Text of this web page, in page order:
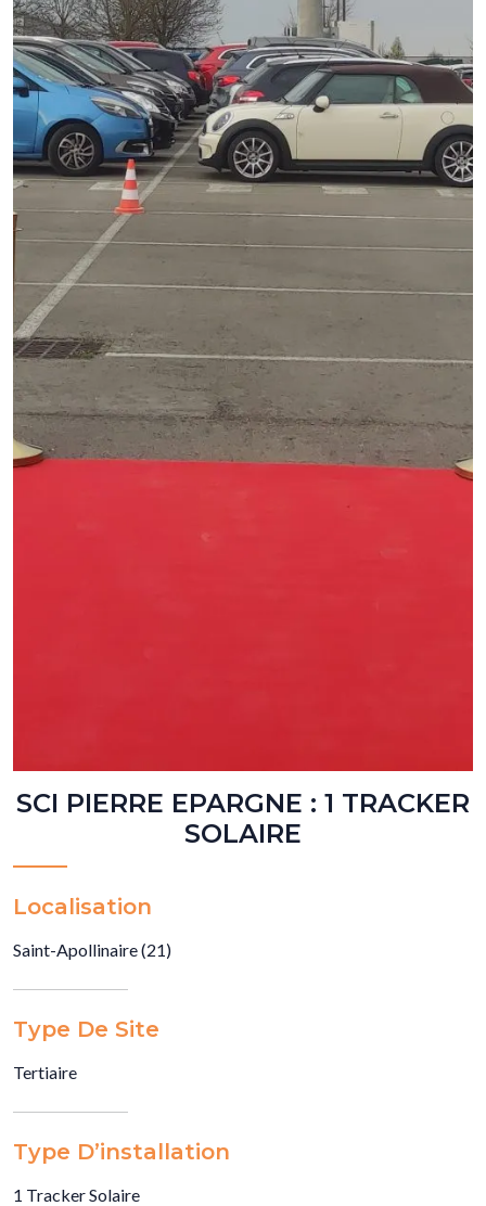
SCI PIERRE EPARGNE : 1 TRACKER
SOLAIRE
Localisation
Saint-Apollinaire (21)
Type De Site
Tertiaire
Type D’installation
1 Tracker Solaire